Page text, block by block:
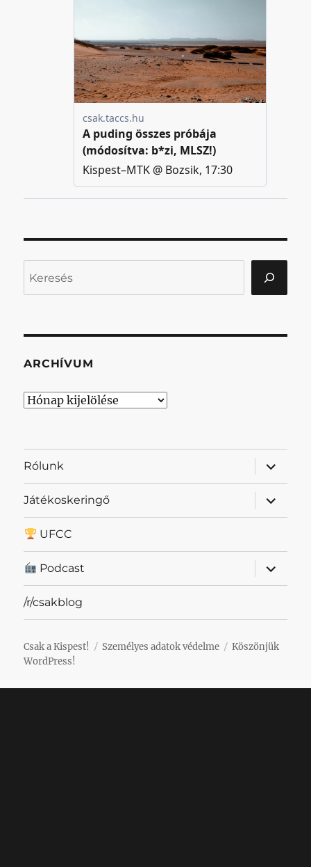
ARCHÍVUM
Archívum
Rólunk
almenü
Játékoskeringő
almenü
UFCC
Podcast
almenü
/r/csakblog
Csak a Kispest! Személyes adatok védelme
Köszönjük
WordPress!